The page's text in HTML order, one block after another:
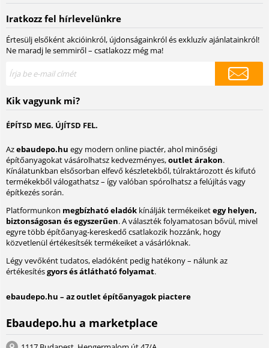
Iratkozz fel hírlevelünkre
Értesülj elsőként akcióinkról, újdonságainkról és exkluzív ajánlatainkról!
Ne maradj le semmiről – csatlakozz még ma!
Kik vagyunk mi?
ÉPÍTSD MEG. ÚJÍTSD FEL.
Azebaudepo.hu egy modern online piactér, ahol minőségi
építőanyagokat vásárolhatsz kedvezményes,outlet árakon.
Kínálatunkban elsősorban elfevő készletekből, túlraktározott és kifutó
termékekből válogathatsz – így valóban spórolhatsz a felújítás vagy
építkezés során.
Platformunkon megbízható eladók kínálják termékeiketegy helyen,
biztonságosan és egyszerűen. A választék folyamatosan bővül, mivel
egyre több építőanyag-kereskedő csatlakozik hozzánk, hogy
közvetlenül értékesítsék termékeiket a vásárlóknak.
Légy vevőként tudatos, eladóként pedig hatékony – nálunk az
értékesítésgyors és átlátható folyamat.
ebaudepo.hu – az outlet építőanyagok piactere
Ebaudepo.hu a marketplace